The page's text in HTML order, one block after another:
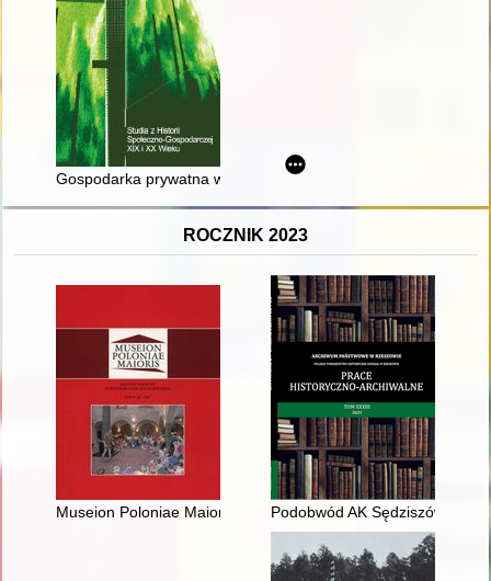
Gospodarka prywatna w Polsce w okresie realizacji planu
ROCZNIK 2023
Museion Poloniae Maioris : rocznik Naukowy Fundacji
Podobwód AK Sędziszów-